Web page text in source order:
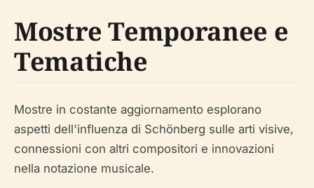
Mostre Temporanee e
Tematiche
Mostre in costante aggiornamento esplorano
aspetti dell'influenza di Schönberg sulle arti visive,
connessioni con altri compositori e innovazioni
nella notazione musicale.